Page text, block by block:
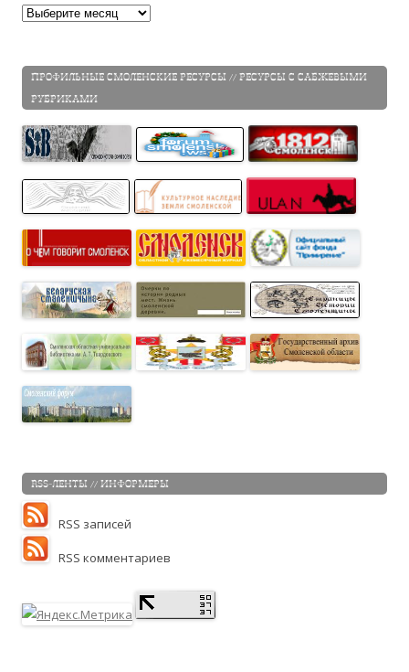
Архивы
ПРОФИЛЬНЫЕ СМОЛЕНСКИЕ РЕСУРСЫ // РЕСУРСЫ С САБЖЕВЫМИ
РУБРИКАМИ
RSS-ЛЕНТЫ // ИНФОРМЕРЫ
RSS записей
RSS комментариев